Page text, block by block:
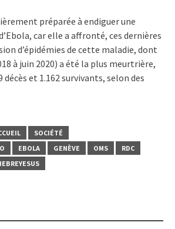
préparée à endiguer une
car elle a affronté, ces dernières
d’épidémies de cette maladie, dont
à juin 2020) a été la plus meurtrière,
décès et 1.162 survivants, selon des
SOCIÉTÉ
EBOLA GENÈVE OMS
RDC